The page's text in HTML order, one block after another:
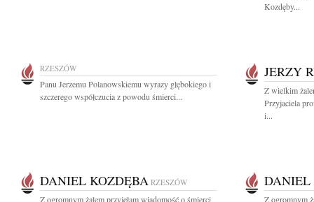
Kozdęby...
RZESZÓW
Panu Jerzemu Polanowskiemu wyrazy głębokiego i
szczerego współczucia z powodu śmierci...
JERZY
Z wielkim
Przyjaciela
i...
DANIEL KOZDĘBA RZESZÓW
Z ogromnym żalem przyjęłam wiadomość o śmierci
DANIEL
Z ogromnym